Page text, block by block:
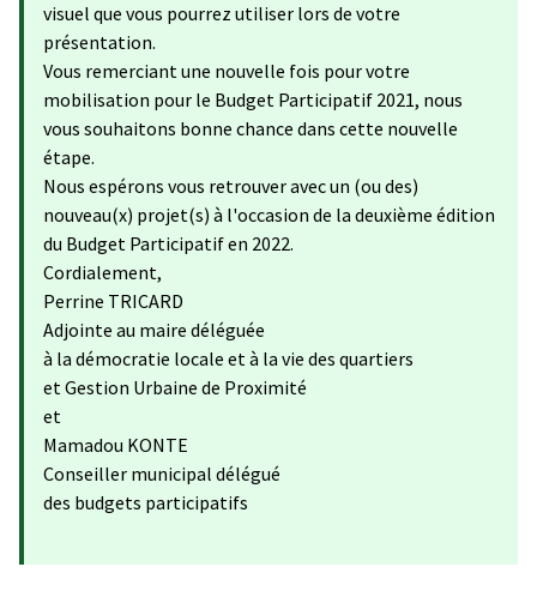
visuel que vous pourrez utiliser lors de votre
présentation.
Vous remerciant une nouvelle fois pour votre
mobilisation pour le Budget Participatif 2021, nous
vous souhaitons bonne chance dans cette nouvelle
étape.
Nous espérons vous retrouver avec un (ou des)
nouveau(x) projet(s) à l'occasion de la deuxième édition
du Budget Participatif en 2022.
Cordialement,
Perrine TRICARD
Adjointe au maire déléguée
à la démocratie locale et à la vie des quartiers
et Gestion Urbaine de Proximité
et
Mamadou KONTE
Conseiller municipal délégué
des budgets participatifs